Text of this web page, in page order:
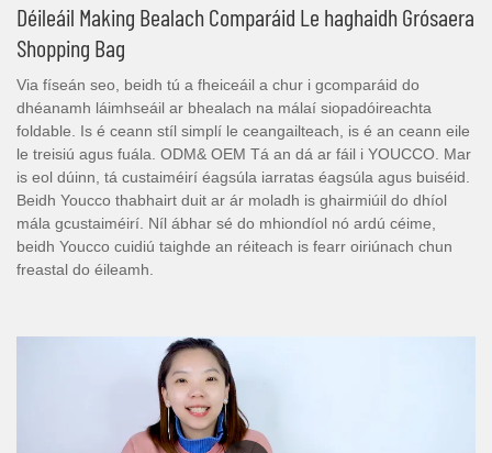
Déileáil Making Bealach Comparáid Le haghaidh Grósaera
Shopping Bag
Via físeán seo, beidh tú a fheiceáil a chur i gcomparáid do
dhéanamh láimhseáil ar bhealach na málaí siopadóireachta
foldable. Is é ceann stíl simplí le ceangailteach, is é an ceann eile
le treisiú agus fuála. ODM& OEM Tá an dá ar fáil i YOUCCO. Mar
is eol dúinn, tá custaiméirí éagsúla iarratas éagsúla agus buiséid.
Beidh Youcco thabhairt duit ar ár moladh is ghairmiúil do dhíol
mála gcustaiméirí. Níl ábhar sé do mhiondíol nó ardú céime,
beidh Youcco cuidiú taighde an réiteach is fearr oiriúnach chun
freastal do éileamh.